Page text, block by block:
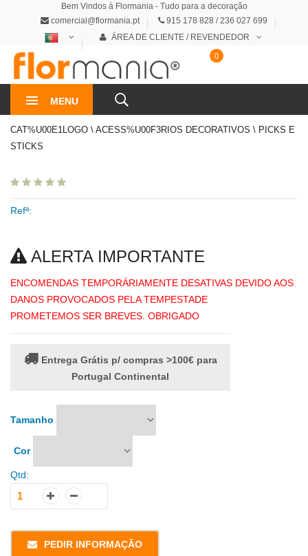
Bem Vindos à Flormania - Tudo para a decoração
comercial@flormania.pt
915 178 828 / 236 027 699
ÁREA DE CLIENTE / REVENDEDOR
MENU
0
CAT%U00E1LOGO \ ACESS%U00F3RIOS DECORATIVOS \ PICKS E
STICKS
Refª:
ALERTA IMPORTANTE
ENCOMENDAS TEMPORÁRIAMENTE DESATIVAS DEVIDO AOS
DANOS PROVOCADOS PELA TEMPESTADE
PROMETEMOS SER BREVES. OBRIGADO
Entrega Grátis p/ compras >100€ para
Portugal Continental
Tamanho
Cor
Qtd:
PEDIR INFORMAÇÃO